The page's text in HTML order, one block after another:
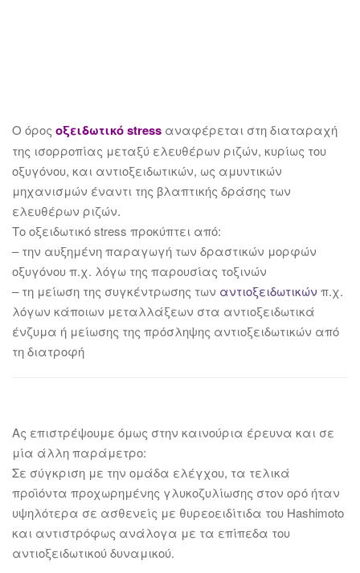
Ο όρος οξειδωτικόstress αναφέρεται στη διαταραχή
της ισορροπίας μεταξύ ελευθέρων ριζών, κυρίως του
οξυγόνου, και αντιοξειδωτικών, ως αμυντικών
μηχανισμών έναντι της βλαπτικής δράσης των
ελευθέρων ριζών.
Το οξειδωτικό stress προκύπτει από:
– την αυξημένη παραγωγή των δραστικών μορφών
οξυγόνου π.χ. λόγω της παρουσίας τοξινών
– τη μείωση της συγκέντρωσης των αντιοξειδωτικών π.χ.
λόγων κάποιων μεταλλάξεων στα αντιοξειδωτικά
ένζυμα ή μείωσης της πρόσληψης αντιοξειδωτικών από
τη διατροφή
Ας επιστρέψουμε όμως στην καινούρια έρευνα και σε
μία άλλη παράμετρο:
Σε σύγκριση με την ομάδα ελέγχου, τα τελικά
προϊόντα προχωρημένης γλυκοζυλίωσης στον ορό ήταν
υψηλότερα σε ασθενείς με θυρεοειδίτιδα του Hashimoto
και αντιστρόφως ανάλογα με τα επίπεδα του
αντιοξειδωτικού δυναμικού.